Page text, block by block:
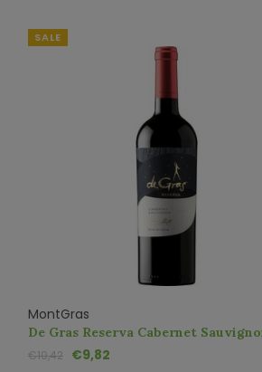
SALE
MontGras
De Gras Reserva Cabernet
€10,42 €9,82